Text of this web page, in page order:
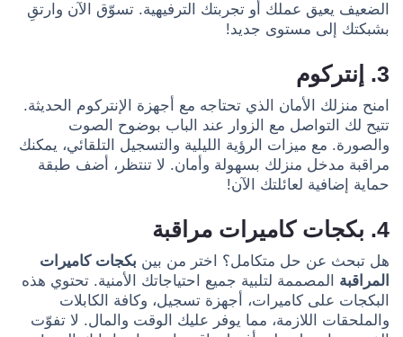
الضعيف يعيق عملك أو تجربتك الترفيهية. تسوّق الآن وارتقِ
بشبكتك إلى مستوى جديد!
3. إنتركوم
امنح منزلك الأمان الذي تحتاجه مع أجهزة الإنتركوم الحديثة.
تتيح لك التواصل مع الزوار عند الباب بوضوح الصوت
والصورة. مع ميزات الرؤية الليلية والتسجيل التلقائي، يمكنك
مراقبة مدخل منزلك بسهولة وأمان. لا تنتظر، أضف طبقة
حماية إضافية لعائلتك الآن!
4. بكجات كاميرات مراقبة
هل تبحث عن حل متكامل؟ اختر من بين بكجات كاميرات
المراقبة المصممة لتلبية جميع احتياجاتك الأمنية. تحتوي هذه
البكجات على كاميرات، أجهزة تسجيل، وكافة الكابلات
والملحقات اللازمة، مما يوفر عليك الوقت والمال. لا تفوّت